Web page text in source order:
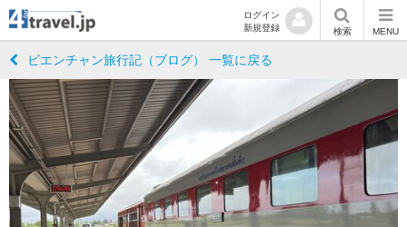
ログイン
新規登録
検索 MENU
ビエンチャン旅行記（ブログ） 一覧に戻る